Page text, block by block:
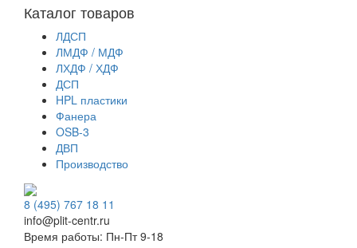
Каталог товаров
ЛДСП
ЛМДФ / МДФ
ЛХДФ / ХДФ
ДСП
HPL пластики
Фанера
OSB-3
ДВП
Производство
8 (495) 767 18 11
info@plit-centr.ru
Время работы: Пн-Пт 9-18